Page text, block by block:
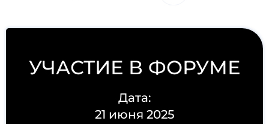
УЧАСТИЕ В ФОРУМЕ
Дата:
21 июня 2025